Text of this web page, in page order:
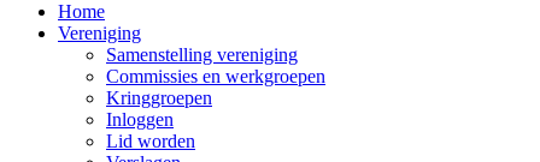
Home
Vereniging
Samenstelling vereniging
Commissies en werkgroepen
Kringgroepen
Inloggen
Lid worden